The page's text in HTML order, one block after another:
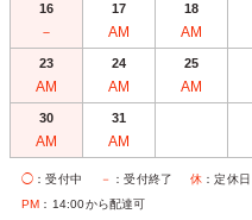
16
－
17
AM
18
AM
23
AM
24
AM
25
AM
30
AM
31
AM
◯ ：受付中 － ：受付終了 休 ：定休日
PM ：14:00から配達可